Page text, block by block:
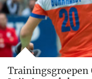
Trainingsgroepen